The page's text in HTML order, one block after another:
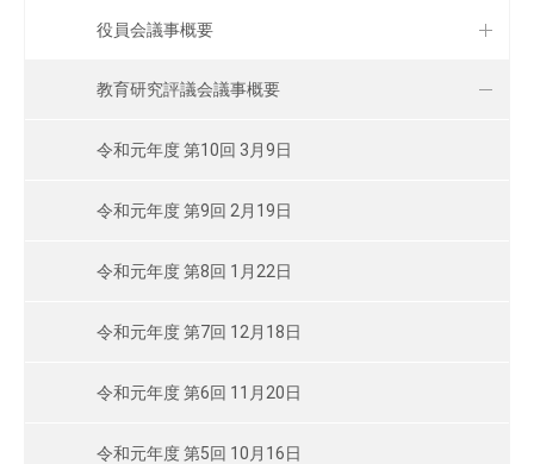
役員会議事概要
教育研究評議会議事概要
令和元年度 第10回 3月9日
令和元年度 第9回 2月19日
令和元年度 第8回 1月22日
令和元年度 第7回 12月18日
令和元年度 第6回 11月20日
令和元年度 第5回 10月16日